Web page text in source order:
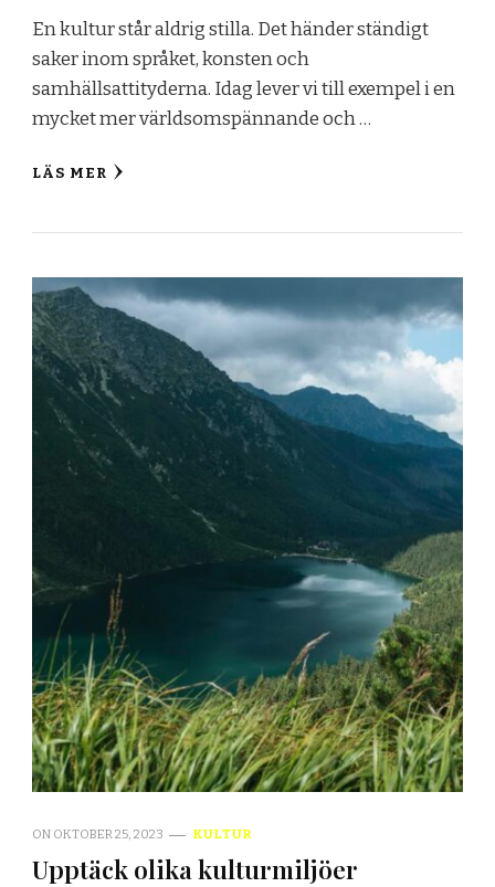
En kultur står aldrig stilla. Det händer ständigt
saker inom språket, konsten och
samhällsattityderna. Idag lever vi till exempel i en
mycket mer världsomspännande och …
LÄS MER
ON OKTOBER 25, 2023 KULTUR
Upptäck olika kulturmiljöer